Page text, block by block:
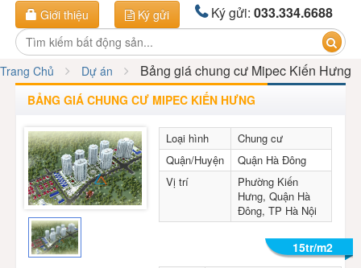
Giới thiệu Ký gửi Ký gửi:033.334.6688
Trang Chủ Dự án Bảng giá chung cư Mipec Kiến Hưng
BẢNG GIÁ CHUNG CƯ MIPEC KIẾN HƯNG
Loại hình
Chung cư
Quận/Huyện
Quận Hà Đông
Vị trí
Phường Kiến
Hưng, Quận Hà
Đông, TP Hà Nội
15tr/m2